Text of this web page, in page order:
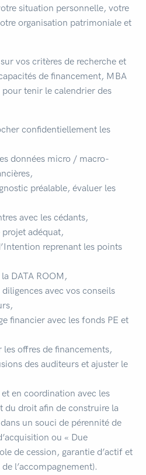
situation personnelle, votre
organisation patrimoniale et
vos critères de recherche et
de financement, MBA
pour tenir le calendrier des
confidentiellement les
données micro / macro-
préalable, évaluer les
avec les cédants,
adéquat,
reprenant les points
DATA ROOM,
avec vos conseils
financier avec les fonds PE et
les offres de financements,
des auditeurs et ajuster le
en coordination avec les
du droit afin de construire la
un souci de pérennité de
ou « Due
de cession, garantie d’actif et
l’accompagnement).